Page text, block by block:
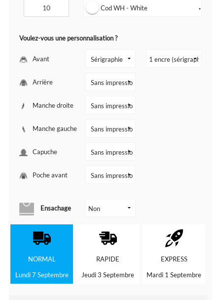
Cod WH - White ▼
Voulez-vous une personnalisation ?
Avant
Arrière
Manche droite
Manche gauche
Capuche
Poche avant
Ensachage
NORMAL
Lundi 7 Septembre
RAPIDE
Jeudi 3 Septembre
EXPRESS
Mardi 1 Septembre